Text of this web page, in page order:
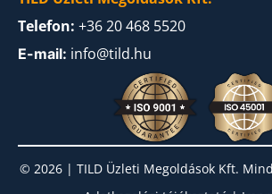
Telefon: +36 20 468 5520
E-mail: info@tild.hu
© 2026 | TILD Üzleti Megoldások Kft.